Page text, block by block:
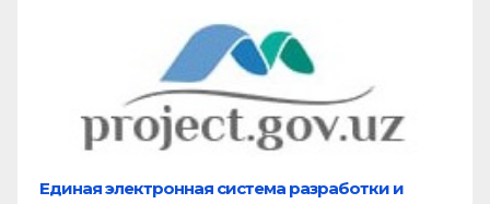
Единая электронная система разработки и